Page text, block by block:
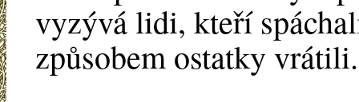
vyzývá lidi, kteří
způsobem ostatky vrátili.